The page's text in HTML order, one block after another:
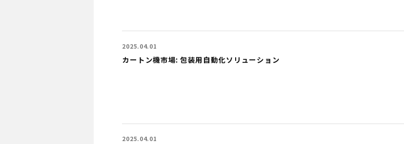
カートン機市場: 包装用自動化ソリューション
2025.04.01
2025.04.01